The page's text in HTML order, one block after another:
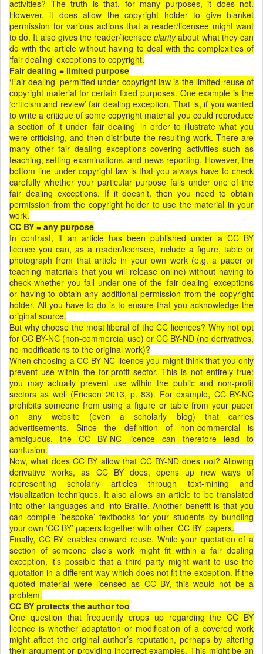
activities? The truth is that, for many purposes, it does not.
However, it does allow the copyright holder to give blanket
permission for various actions that a reader/licensee might want
to do. It also gives the reader/licenseeclarity about what they can
do with the article without having to deal with the complexities of
‘fair dealing’ exceptions to copyright.
Fair dealing = limited purpose
‘Fair dealing’ permitted under copyright law is the limited reuse of
copyright material for certain fixed purposes. One example is the
‘criticism and review’ fair dealing exception. That is, if you wanted
to write a critique of some copyright material you could reproduce
a section of it under ‘fair dealing’ in order to illustrate what you
were criticising, and then distribute the resulting work. There are
many other fair dealing exceptions covering activities such as
teaching, setting examinations, and news reporting. However, the
bottom line under copyright law is that you always have to check
carefully whether your particular purpose falls under one of the
fair dealing exceptions. If it doesn’t, then you need to obtain
permission from the copyright holder to use the material in your
work.
CC BY = any purpose
In contrast, if an article has been published under a CC BY
licence you can, as a reader/licensee, include a figure, table or
photograph from that article in your own work (e.g. a paper or
teaching materials that you will release online) without having to
check whether you fall under one of the ‘fair dealing’ exceptions
or having to obtain any additional permission from the copyright
holder. All you have to do is to ensure that you acknowledge the
original source.
But why choose the most liberal of the CC licences? Why not opt
for CC BY-NC (non-commercial use) or CC BY-ND (no derivatives,
no modifications to the original work)?
When choosing a CC BY-NC licence you might think that you only
prevent use within the for-profit sector. This is not entirely true:
you may actually prevent use within the public and non-profit
sectors as well (Friesen 2013, p. 83). For example, CC BY-NC
prohibits someone from using a figure or table from your paper
on any website (even a scholarly blog) that carries
advertisements. Since the definition of non-commercial is
ambiguous, the CC BY-NC licence can therefore lead to
confusion.
Now, what does CC BY allow that CC BY-ND does not? Allowing
derivative works, as CC BY does, opens up new ways of
representing scholarly articles through text-mining and
visualization techniques. It also allows an article to be translated
into other languages and into Braille. Another benefit is that you
can compile ’bespoke’ textbooks for your students by bundling
your own ‘CC BY’ papers together with other ‘CC BY’ papers.
Finally, CC BY enables onward reuse. While your quotation of a
section of someone else’s work might fit within a fair dealing
exception, it’s possible that a third party might want to use the
quotation in a different way which does not fit the exception. If the
quoted material were licensed as CC BY, this would not be a
problem.
CC BY protects the author too
One question that frequently crops up regarding the CC BY
licence is whether adaptation or modification of a covered work
might affect the original author’s reputation, perhaps by altering
their argument or providing incorrect examples. This might be an